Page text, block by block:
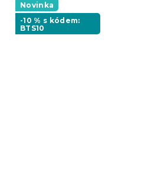
Novinka
-10 % s kódem:
BTS10